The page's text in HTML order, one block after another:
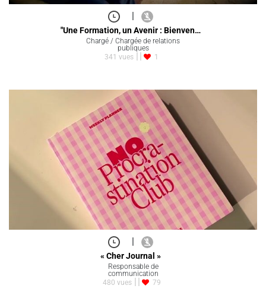
"Une Formation, un Avenir : Bienven…
Chargé / Chargée de relations
publiques
341 vues
1
|
« Cher Journal »
Responsable de
communication
480 vues
79